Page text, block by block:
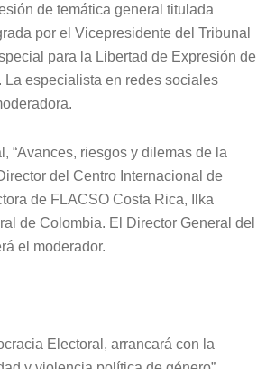
de temática general titulada
por el Vicepresidente del Tribunal
para la Libertad de Expresión de
La especialista en redes sociales
“Avances, riesgos y dilemas de la
del Centro Internacional de
de FLACSO Costa Rica, Ilka
de Colombia. El Director General del
el moderador.
Electoral, arrancará con la